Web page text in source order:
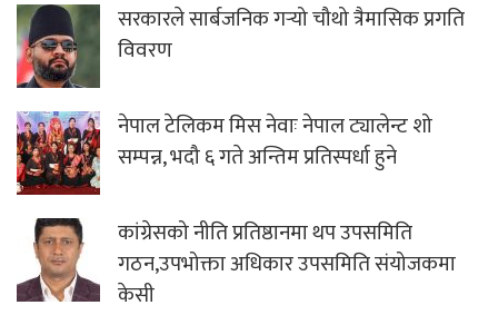
सरकारले सार्बजनिक गर्‍यो चौथो त्रैमासिक प्रगति
विवरण
नेपाल टेलिकम मिस नेवाः नेपाल ट्यालेन्ट शो
सम्पन्न, भदौ ६ गते अन्तिम प्रतिस्पर्धा हुने
कांग्रेसको नीति प्रतिष्ठानमा थप उपसमिति
गठन,उपभोक्ता अधिकार उपसमिति संयोजकमा
केसी